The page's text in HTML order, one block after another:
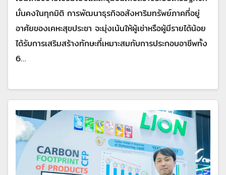
มั่นคงในทุกมิติ การพัฒนาธุรกิจอสังหาริมทรัพย์ภาคที่อยู่
อาศัยของเคหะสุขประชา จะมุ่งเน้นให้ผู้เช่าหรือผู้มีรายได้น้อย
ได้รับการเสริมสร้างทักษะที่เหมาะสมกับการประกอบอาชีพทั้ง
6…